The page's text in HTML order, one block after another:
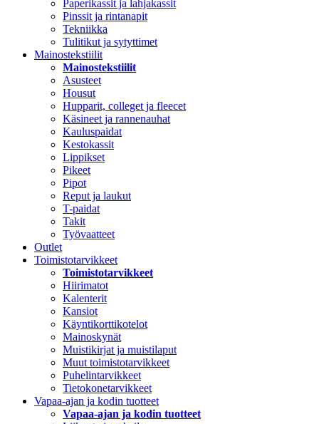
Paperikassit ja lahjakassit
Pinssit ja rintanapit
Tekniikka
Tulitikut ja sytyttimet
Mainostekstiilit
Mainostekstiilit
Asusteet
Housut
Hupparit, colleget ja fleecet
Käsineet ja rannenauhat
Kauluspaidat
Kestokassit
Lippikset
Pikeet
Pipot
Reput ja laukut
T-paidat
Takit
Työvaatteet
Outlet
Toimistotarvikkeet
Toimistotarvikkeet
Hiirimatot
Kalenterit
Kansiot
Käyntikorttikotelot
Mainoskynät
Muistikirjat ja muistilaput
Muut toimistotarvikkeet
Puhelintarvikkeet
Tietokonetarvikkeet
Vapaa-ajan ja kodin tuotteet
Vapaa-ajan ja kodin tuotteet